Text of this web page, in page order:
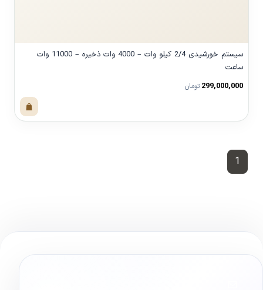
سیستم خورشیدی 2/4 کیلو وات – 4000 وات ذخیره – 11000 وات
ساعت
299,000,000 تومان
1